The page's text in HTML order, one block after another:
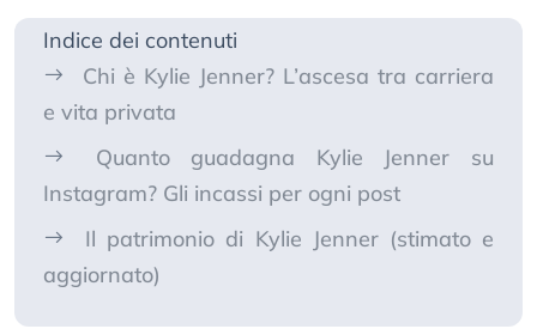
Indice dei contenuti
Chi è Kylie Jenner? L’ascesa tra carriera
e vita privata
Quanto guadagna Kylie Jenner su
Instagram? Gli incassi per ogni post
Il patrimonio di Kylie Jenner (stimato e
aggiornato)